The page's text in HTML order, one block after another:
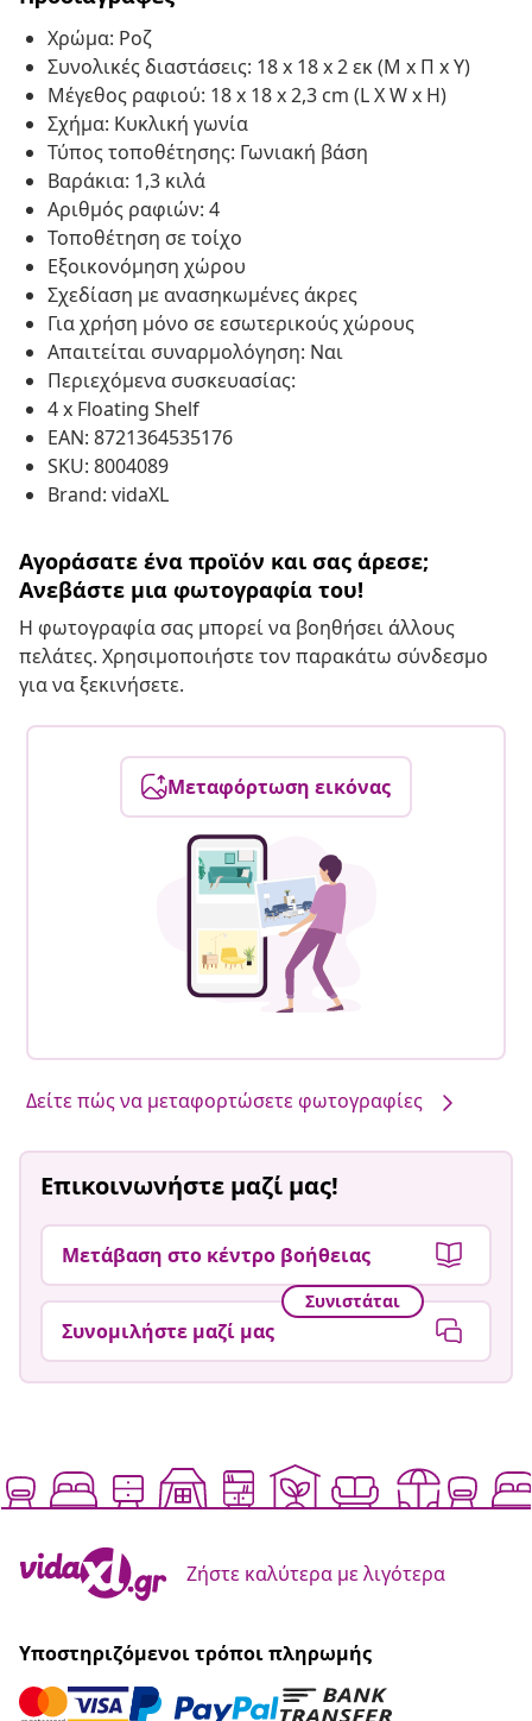
Χρώμα: Ροζ
Συνολικές διαστάσεις: 18 x 18 x 2 εκ (Μ x Π x Υ)
Μέγεθος ραφιού: 18 x 18 x 2,3 cm (L X W x H)
Σχήμα: Κυκλική γωνία
Τύπος τοποθέτησης: Γωνιακή βάση
Βαράκια: 1,3 κιλά
Αριθμός ραφιών: 4
Τοποθέτηση σε τοίχο
Εξοικονόμηση χώρου
Σχεδίαση με ανασηκωμένες άκρες
Για χρήση μόνο σε εσωτερικούς χώρους
Απαιτείται συναρμολόγηση: Ναι
Περιεχόμενα συσκευασίας:
4 x Floating Shelf
EAN: 8721364535176
SKU: 8004089
Brand: vidaXL
Αγοράσατε ένα προϊόν και σας άρεσε;
Ανεβάστε μια φωτογραφία του!
Η φωτογραφία σας μπορεί να βοηθήσει άλλους
πελάτες. Χρησιμοποιήστε τον παρακάτω σύνδεσμο
για να ξεκινήσετε.
Μεταφόρτωση εικόνας
Δείτε πώς να μεταφορτώσετε φωτογραφίες
Επικοινωνήστε μαζί μας!
Μετάβαση στο κέντρο βοήθειας
Συνιστάται
Συνομιλήστε μαζί μας
Ζήστε καλύτερα με λιγότερα
Υποστηριζόμενοι τρόποι πληρωμής